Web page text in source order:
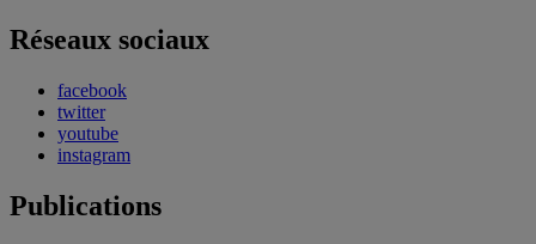
Réseaux sociaux
facebook
twitter
youtube
instagram
Publications